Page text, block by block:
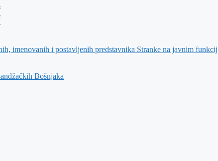
imenovanih i postavljenih predstavnika Stranke na javnim
Bošnjaka